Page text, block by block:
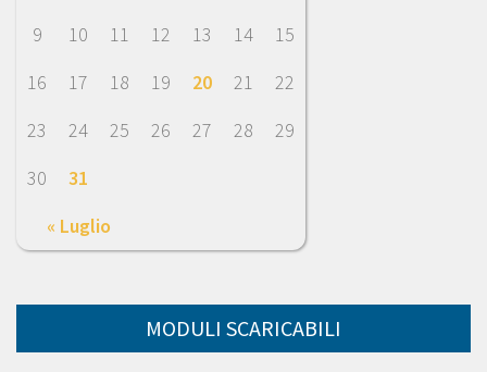
« Luglio
9
10 11 12 13 14
15
16
17 18 19 20 21
22
23
24 25 26 27 28
29
30
31
MODULI SCARICABILI